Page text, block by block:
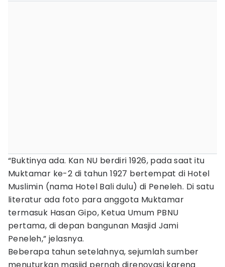
“Buktinya ada. Kan NU berdiri 1926, pada saat itu
Muktamar ke-2 di tahun 1927 bertempat di Hotel
Muslimin (nama Hotel Bali dulu) di Peneleh. Di satu
literatur ada foto para anggota Muktamar
termasuk Hasan Gipo, Ketua Umum PBNU
pertama, di depan bangunan Masjid Jami
Peneleh,” jelasnya.
Beberapa tahun setelahnya, sejumlah sumber